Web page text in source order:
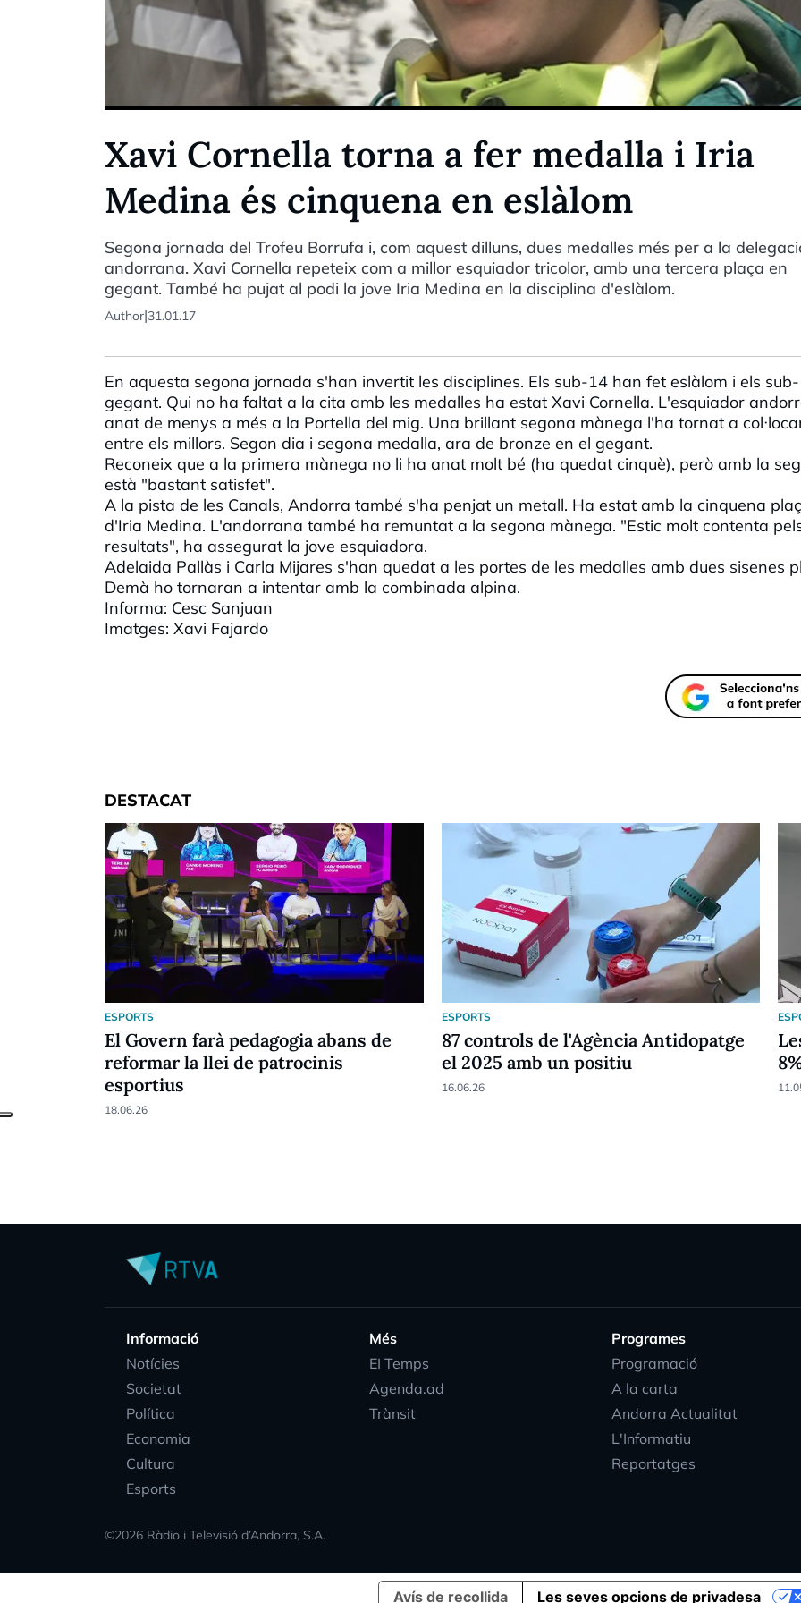
Xavi Cornella torna a fer medalla i Iria
Medina és cinquena en eslàlom
Segona jornada del Trofeu Borrufa i, com aquest dilluns, dues medalles més per a la
andorrana. Xavi Cornella repeteix com a millor esquiador tricolor, amb una tercera plaça en
gegant. També ha pujat al podi la jove Iria Medina en la disciplina d'eslàlom.
Author|31.01.17
En aquesta segona jornada s'han invertit les disciplines. Els sub-14 han fet eslàlom i els
gegant. Qui no ha faltat a la cita amb les medalles ha estat Xavi Cornella. L'esquiador
anat de menys a més a la Portella del mig. Una brillant segona mànega l'ha tornat a
entre els millors. Segon dia i segona medalla, ara de bronze en el gegant.
Reconeix que a la primera mànega no li ha anat molt bé (ha quedat cinquè), però amb la
està "bastant satisfet".
A la pista de les Canals, Andorra també s'ha penjat un metall. Ha estat amb la cinquena
d'Iria Medina. L'andorrana també ha remuntat a la segona mànega. "Estic molt contenta
resultats", ha assegurat la jove esquiadora.
Adelaida Pallàs i Carla Mijares s'han quedat a les portes de les medalles amb dues sisenes
Demà ho tornaran a intentar amb la combinada alpina.
Informa: Cesc Sanjuan
Imatges: Xavi Fajardo
DESTACAT
ESPORTS
El Govern farà pedagogia abans de
reformar la llei de patrocinis
esportius
18.06.26
ESPORTS
87 controls de l'Agència Antidopatge
el 2025 amb un positiu
16.06.26
Informació
Notícies
Societat
Política
Economia
Cultura
Esports
Més
EI Temps
Agenda.ad
Trànsit
Programes
Programació
A la carta
Andorra Actualitat
L'Informatiu
Reportatges
©2026 Ràdio i Televisió d’Andorra, S.A.
Avís de recollida Les seves opcions de privadesa